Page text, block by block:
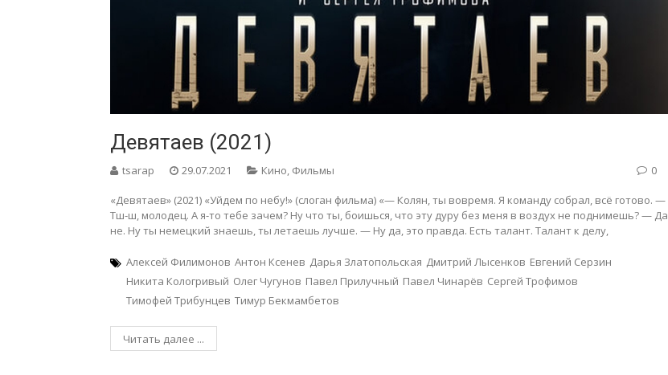
Девятаев (2021)
tsarap 29.07.2021 Кино Фильмы 0
«Девятаев» (2021) «Уйдем по небу!» (слоган фильма) «— Колян, ты вовремя. Я команду собрал, всё готово. —
Тш-ш, молодец. А я-то тебе зачем? Ну что ты, боишься, что эту дуру без меня в воздух не поднимешь? — Да
не. Ну ты немецкий знаешь, ты летаешь лучше. — Ну да, это правда. Есть талант. Талант к делу,
Алексей Филимонов Антон Ксенев Дарья Златопольская Дмитрий Лысенков Евгений Серзин
Никита Кологривый Олег Чугунов Павел Прилучный Павел Чинарёв Сергей Трофимов
Тимофей Трибунцев Тимур Бекмамбетов
Читать далее ...